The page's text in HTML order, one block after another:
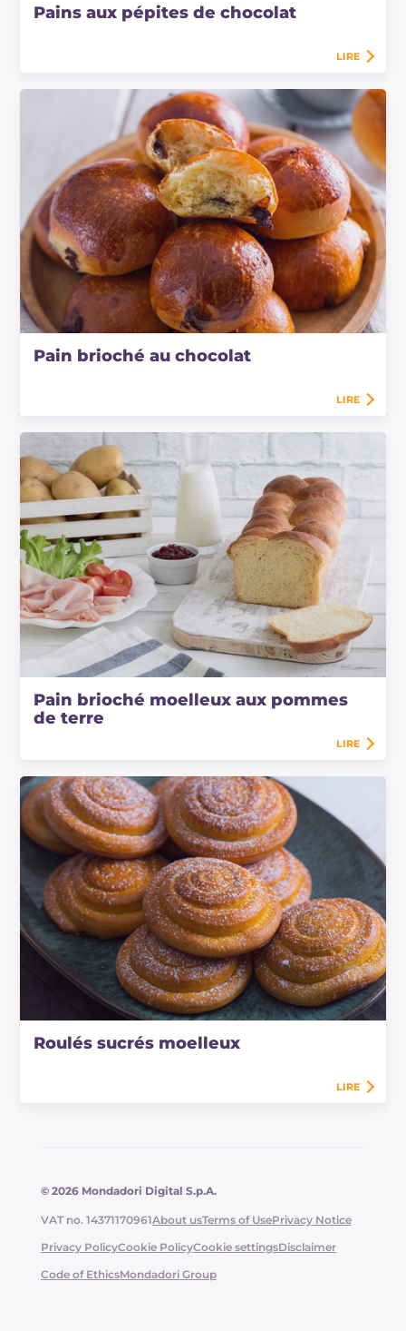
Pains aux pépites de chocolat
LIRE
Pain brioché au chocolat
LIRE
Pain brioché moelleux aux pommes
de terre
LIRE
Roulés sucrés moelleux
LIRE
© 2026 Mondadori Digital S.p.A.
VAT no. 14371170961About usTerms of UsePrivacy Notice
Privacy PolicyCookie PolicyCookie settingsDisclaimer
Code of EthicsMondadori Group